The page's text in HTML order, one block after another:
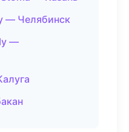
— Челябинск
—